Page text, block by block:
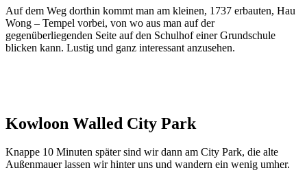
Auf dem Weg dorthin kommt man am kleinen, 1737 erbauten, Hau
Wong – Tempel vorbei, von wo aus man auf der
gegenüberliegenden Seite auf den Schulhof einer Grundschule
blicken kann. Lustig und ganz interessant anzusehen.
Kowloon Walled City Park
Knappe 10 Minuten später sind wir dann am City Park, die alte
Außenmauer lassen wir hinter uns und wandern ein wenig umher.